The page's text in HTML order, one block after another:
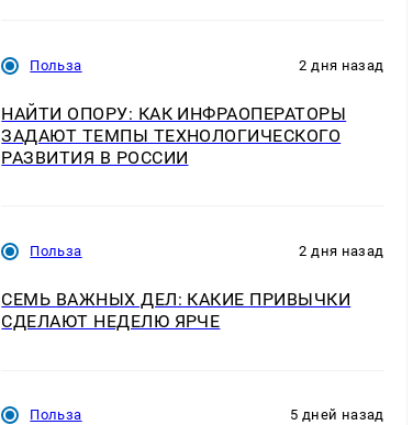
Польза 2 дня назад
НАЙТИ ОПОРУ: КАК ИНФРАОПЕРАТОРЫ
ЗАДАЮТ ТЕМПЫ ТЕХНОЛОГИЧЕСКОГО
РАЗВИТИЯ В РОССИИ
Польза 2 дня назад
СЕМЬ ВАЖНЫХ ДЕЛ: КАКИЕ ПРИВЫЧКИ
СДЕЛАЮТ НЕДЕЛЮ ЯРЧЕ
Польза 5 дней назад